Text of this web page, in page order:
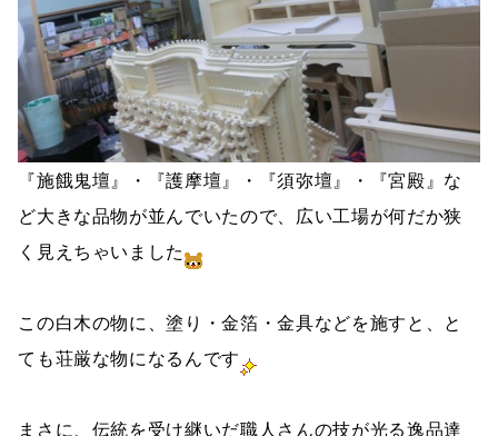
『施餓鬼壇』・『護摩壇』・『須弥壇』・『宮殿』な
ど大きな品物が並んでいたので、広い工場が何だか狭
く見えちゃいました
この白木の物に、塗り・金箔・金具などを施すと、と
ても荘厳な物になるんです
まさに、伝統を受け継いだ職人さんの技が光る逸品達